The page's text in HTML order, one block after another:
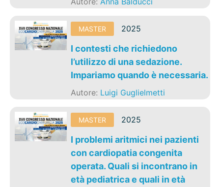
MASTER 2025
I contesti che richiedono
l’utilizzo di una sedazione.
Impariamo quando è necessaria.
Autore: Luigi Guglielmetti
MASTER 2025
I problemi aritmici nei pazienti
con cardiopatia congenita
operata. Quali si incontrano in
età pediatrica e quali in età